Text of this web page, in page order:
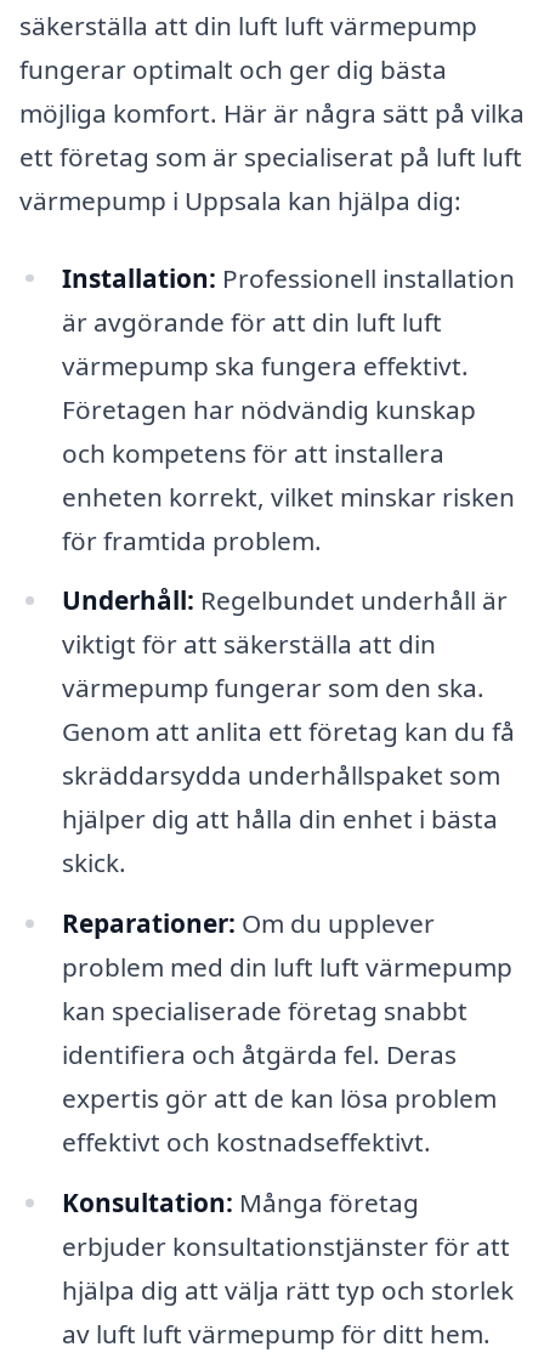
säkerställa att din luft luft värmepump
fungerar optimalt och ger dig bästa
möjliga komfort. Här är några sätt på vilka
ett företag som är specialiserat på luft luft
värmepump i Uppsala kan hjälpa dig:
Installation: Professionell installation
är avgörande för att din luft luft
värmepump ska fungera effektivt.
Företagen har nödvändig kunskap
och kompetens för att installera
enheten korrekt, vilket minskar risken
för framtida problem.
Underhåll: Regelbundet underhåll är
viktigt för att säkerställa att din
värmepump fungerar som den ska.
Genom att anlita ett företag kan du få
skräddarsydda underhållspaket som
hjälper dig att hålla din enhet i bästa
skick.
Reparationer: Om du upplever
problem med din luft luft värmepump
kan specialiserade företag snabbt
identifiera och åtgärda fel. Deras
expertis gör att de kan lösa problem
effektivt och kostnadseffektivt.
Konsultation: Många företag
erbjuder konsultationstjänster för att
hjälpa dig att välja rätt typ och storlek
av luft luft värmepump för ditt hem.